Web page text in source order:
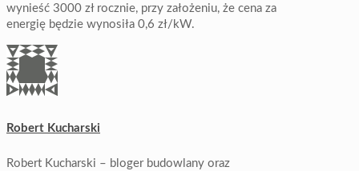
wynieść 3000 zł rocznie, przy założeniu, że cena za
energię będzie wynosiła 0,6 zł/kW.
Robert Kucharski
Robert Kucharski – bloger budowlany oraz